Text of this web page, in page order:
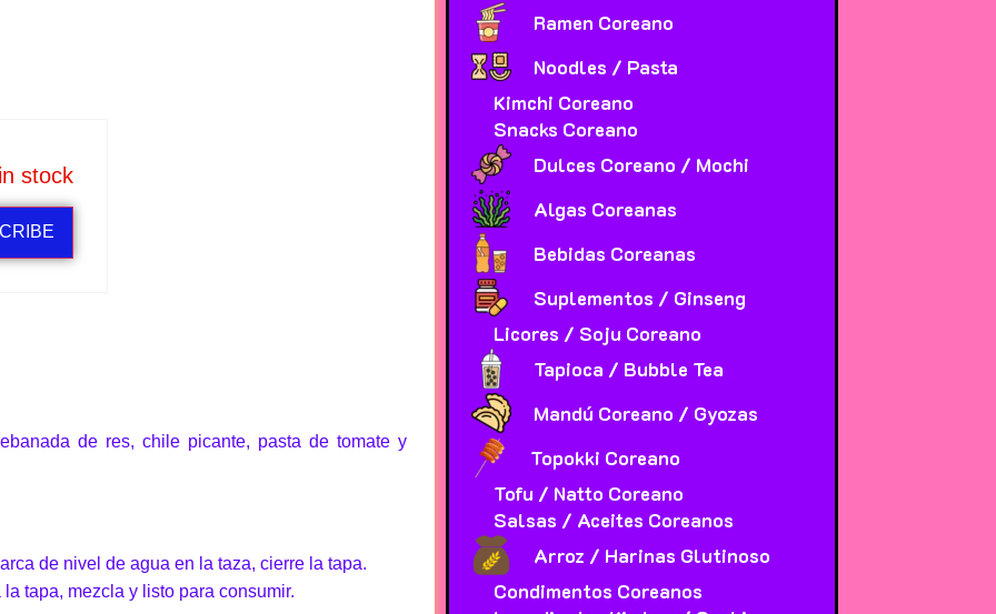
stock
de res, chile picante, pasta de tomate y
de nivel de agua en la taza, cierre la tapa.
tapa, mezcla y listo para consumir.
Ramen Coreano
Noodles / Pasta
Kimchi Coreano
Snacks Coreano
Dulces Coreano / Mochi
Algas Coreanas
Bebidas Coreanas
Suplementos / Ginseng
Licores / Soju Coreano
Tapioca / Bubble Tea
Mandú Coreano / Gyozas
Topokki Coreano
Tofu / Natto Coreano
Salsas / Aceites Coreanos
Arroz / Harinas Glutinoso
Condimentos Coreanos